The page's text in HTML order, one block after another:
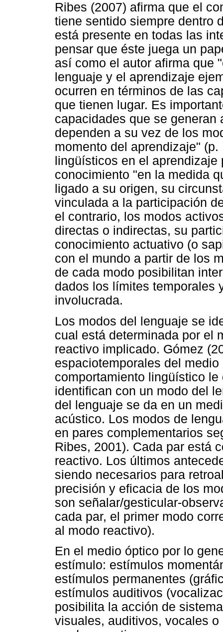
Ribes (2007) afirma que el
tiene sentido siempre dentro
está presente en todas las
pensar que éste juega un
así como el autor afirma que
lenguaje y el aprendizaje
ocurren en términos de las
que tienen lugar. Es
capacidades que se
dependen a su vez de los
momento del aprendizaje"
lingüísticos en el
conocimiento "en la medida
ligado a su origen, su
vinculada a la participación
el contrario, los modos
directas o indirectas, su
conocimiento actuativo (o
con el mundo a partir de los
de cada modo posibilitan
dados los límites temporales
involucrada.
Los modos del lenguaje se
cual está determinada por el
reactivo implicado. Gómez
espaciotemporales del
comportamiento lingüístico
identifican con un modo del
del lenguaje se da en un
acústico. Los modos de
en pares complementarios
Ribes, 2001). Cada par está
reactivo. Los últimos
siendo necesarios para
precisión y eficacia de los
son señalar/gesticular-
cada par, el primer modo
al modo reactivo).
En el medio óptico por lo
estímulo: estímulos
estímulos permanentes
estímulos auditivos
posibilita la acción de
visuales, auditivos, vocales